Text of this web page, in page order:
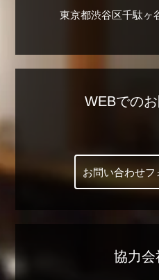
東京都渋谷区千駄ヶ
WEBでの
お問い合わせフ
協力会